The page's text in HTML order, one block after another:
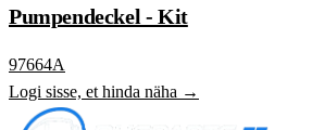
Pumpendeckel - Kit
97664A
Logi sisse, et hinda näha →